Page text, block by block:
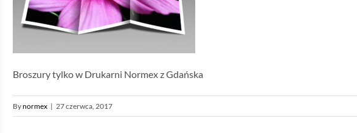
Broszury tylko w Drukarni Normex z Gdańska
Bynormex | 27 czerwca, 2017